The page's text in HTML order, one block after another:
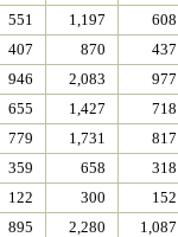
551 1,197 608
407 870 437
946 2,083 977
655 1,427 718
779 1,731 817
359 658 318
122 300 152
895 2,280 1,087